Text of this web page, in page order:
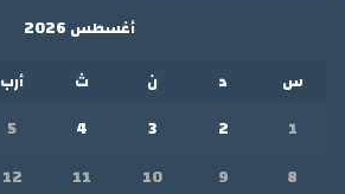
أغسطس 2026
س
د ن ث أرب
1
2
3
4
5
8
9
10
11
12